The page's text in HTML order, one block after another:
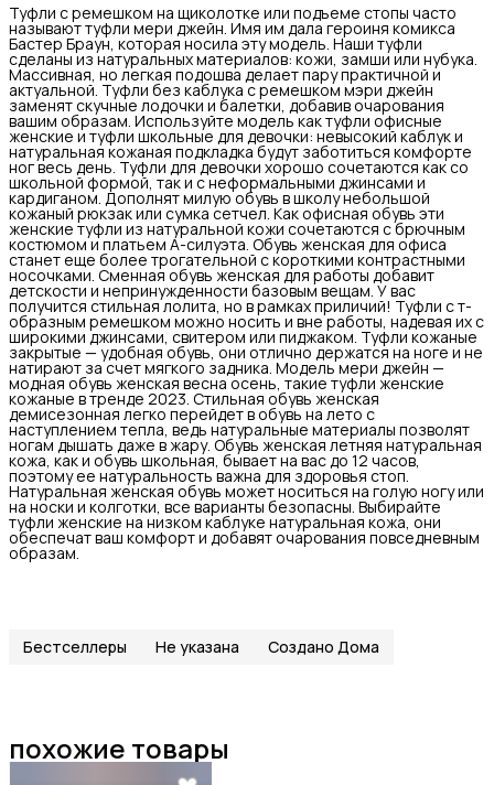
Туфли с ремешком на щиколотке или подъеме стопы часто
называют туфли мери джейн. Имя им дала героиня комикса
Бастер Браун, которая носила эту модель. Наши туфли
сделаны из натуральных материалов: кожи, замши или нубука.
Массивная, но легкая подошва делает пару практичной и
актуальной. Туфли без каблука с ремешком мэри джейн
заменят скучные лодочки и балетки, добавив очарования
вашим образам. Используйте модель как туфли офисные
женские и туфли школьные для девочки: невысокий каблук и
натуральная кожаная подкладка будут заботиться комфорте
ног весь день. Туфли для девочки хорошо сочетаются как со
школьной формой, так и с неформальными джинсами и
кардиганом. Дополнят милую обувь в школу небольшой
кожаный рюкзак или сумка сетчел. Как офисная обувь эти
женские туфли из натуральной кожи сочетаются с брючным
костюмом и платьем А-силуэта. Обувь женская для офиса
станет еще более трогательной с короткими контрастными
носочками. Сменная обувь женская для работы добавит
детскости и непринужденности базовым вещам. У вас
получится стильная лолита, но в рамках приличий! Туфли с т-
образным ремешком можно носить и вне работы, надевая их с
широкими джинсами, свитером или пиджаком. Туфли кожаные
закрытые — удобная обувь, они отлично держатся на ноге и не
натирают за счет мягкого задника. Модель мери джейн —
модная обувь женская весна осень, такие туфли женские
кожаные в тренде 2023. Стильная обувь женская
демисезонная легко перейдет в обувь на лето с
наступлением тепла, ведь натуральные материалы позволят
ногам дышать даже в жару. Обувь женская летняя натуральная
кожа, как и обувь школьная, бывает на вас до 12 часов,
поэтому ее натуральность важна для здоровья стоп.
Натуральная женская обувь может носиться на голую ногу или
на носки и колготки, все варианты безопасны. Выбирайте
туфли женские на низком каблуке натуральная кожа, они
обеспечат ваш комфорт и добавят очарования повседневным
образам.
Бестселлеры Не указана Создано Дома
похожие товары